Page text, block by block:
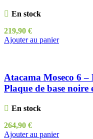
En stock
219,90 €
Ajouter au panier
Atacama Moseco 6 –
Plaque de base noire
En stock
264,90 €
Ajouter au panier